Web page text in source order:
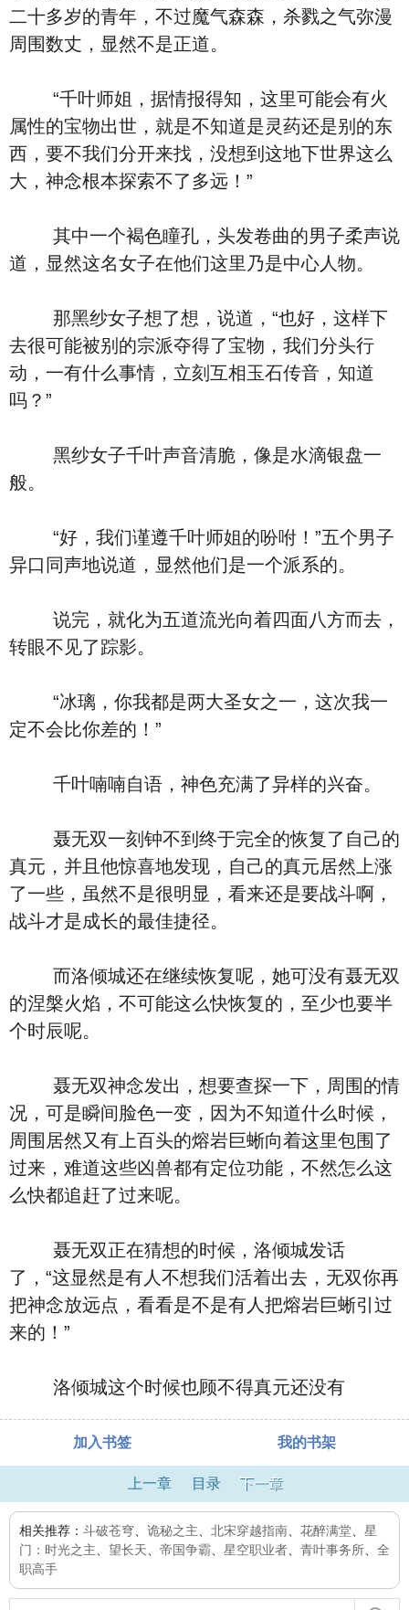
二十多岁的青年，不过魔气森森，杀戮之气弥漫
周围数丈，显然不是正道。
“千叶师姐，据情报得知，这里可能会有火
属性的宝物出世，就是不知道是灵药还是别的东
西，要不我们分开来找，没想到这地下世界这么
大，神念根本探索不了多远！”
其中一个褐色瞳孔，头发卷曲的男子柔声说
道，显然这名女子在他们这里乃是中心人物。
那黑纱女子想了想，说道，“也好，这样下
去很可能被别的宗派夺得了宝物，我们分头行
动，一有什么事情，立刻互相玉石传音，知道
吗？”
黑纱女子千叶声音清脆，像是水滴银盘一
般。
“好，我们谨遵千叶师姐的吩咐！”五个男子
异口同声地说道，显然他们是一个派系的。
说完，就化为五道流光向着四面八方而去，
转眼不见了踪影。
“冰璃，你我都是两大圣女之一，这次我一
定不会比你差的！”
千叶喃喃自语，神色充满了异样的兴奋。
聂无双一刻钟不到终于完全的恢复了自己的
真元，并且他惊喜地发现，自己的真元居然上涨
了一些，虽然不是很明显，看来还是要战斗啊，
战斗才是成长的最佳捷径。
而洛倾城还在继续恢复呢，她可没有聂无双
的涅槃火焰，不可能这么快恢复的，至少也要半
个时辰呢。
聂无双神念发出，想要查探一下，周围的情
况，可是瞬间脸色一变，因为不知道什么时候，
周围居然又有上百头的熔岩巨蜥向着这里包围了
过来，难道这些凶兽都有定位功能，不然怎么这
么快都追赶了过来呢。
聂无双正在猜想的时候，洛倾城发话
了，“这显然是有人不想我们活着出去，无双你再
把神念放远点，看看是不是有人把熔岩巨蜥引过
来的！”
洛倾城这个时候也顾不得真元还没有
加入书签 我的书架
上一章 目录 下一章
相关推荐： 斗破苍穹 诡秘之主 北宋穿越指南 花醉满堂
星
门：时光之主
望长天 帝国争霸 星空职业者 青叶事务所
全
职高手